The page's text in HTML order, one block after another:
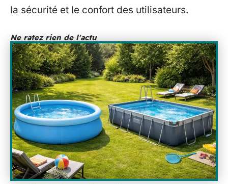
la sécurité et le confort des utilisateurs.
Ne ratez rien de l'actu